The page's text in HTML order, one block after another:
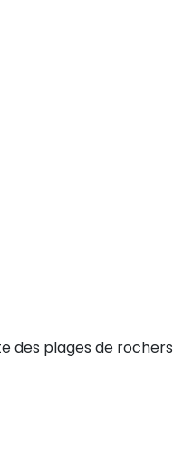
des plages de rochers